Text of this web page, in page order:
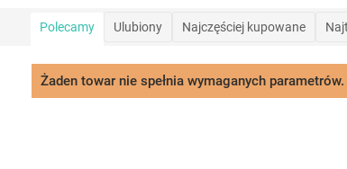
Polecamy Ulubiony Najczęściej kupowane
Żaden towar nie spełnia wymaganych parametrów.